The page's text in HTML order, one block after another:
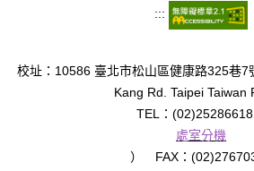
:::
校址：10586 臺北市松山區健康路325巷
Kang Rd. Taipei Taiwan
TEL：
處室分機
） FAX：